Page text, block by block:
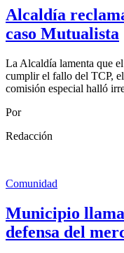
Alcaldía
caso Mutualista
La Alcaldía lamenta que
cumplir el fallo del TCP,
comisión especial halló
Por
Redacción
Comunidad
Municipio
defensa del